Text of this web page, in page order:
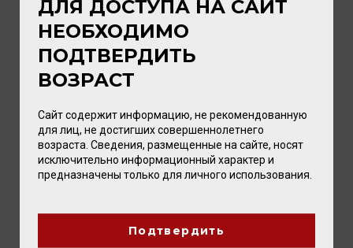
Новые вина Tenuta Ulisse: восемь
ярких представителей Абруццо уже в
Калининграде
искренний отклик у наших покупател...
ДЛЯ ДОСТУПА НА САЙТ
НЕОБХОДИМО
ПОДТВЕРДИТЬ
ВОЗРАСТ
Сайт содержит информацию, не рекомендованную
для лиц, не достигших совершеннолетнего
возраста. Сведения, размещенные на сайте, носят
исключительно информационный характер и
предназначены только для личного использования.
Подтвердить